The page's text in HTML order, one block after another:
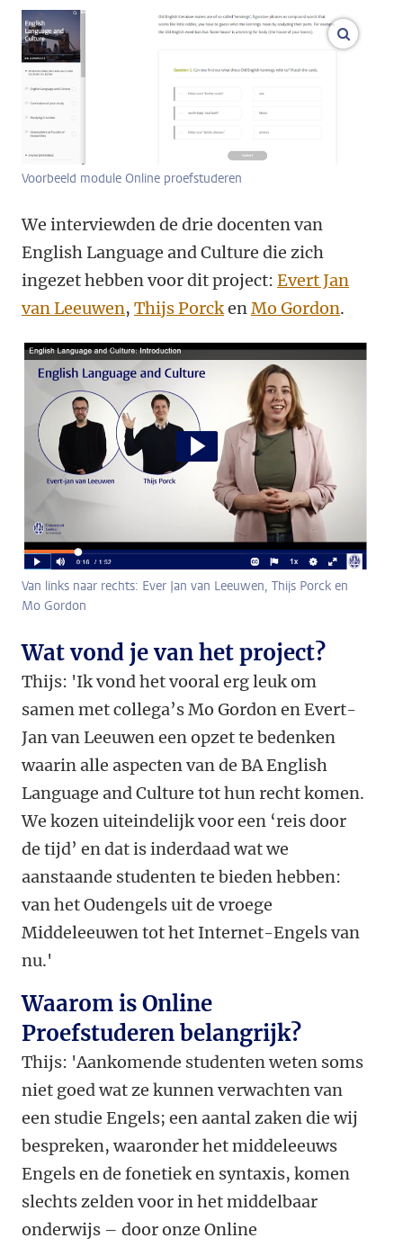
Voorbeeld module Online proefstuderen
We interviewden de drie docenten van
English Language and Culture die zich
ingezet hebben voor dit project: Evert Jan
van Leeuwen, Thijs PorckenMo Gordon.
Van links naar rechts: Ever Jan van Leeuwen, Thijs Porck en
Mo Gordon
Wat vond je van het project?
Thijs: 'Ik vond het vooral erg leuk om
samen met collega’s Mo Gordon en Evert-
Jan van Leeuwen een opzet te bedenken
waarin alle aspecten van de BA English
Language and Culture tot hun recht komen.
We kozen uiteindelijk voor een ‘reis door
de tijd’ en dat is inderdaad wat we
aanstaande studenten te bieden hebben:
van het Oudengels uit de vroege
Middeleeuwen tot het Internet-Engels van
nu.'
Waarom is Online
Proefstuderen belangrijk?
Thijs: 'Aankomende studenten weten soms
niet goed wat ze kunnen verwachten van
een studie Engels; een aantal zaken die wij
bespreken, waaronder het middeleeuws
Engels en de fonetiek en syntaxis, komen
slechts zelden voor in het middelbaar
onderwijs – door onze Online